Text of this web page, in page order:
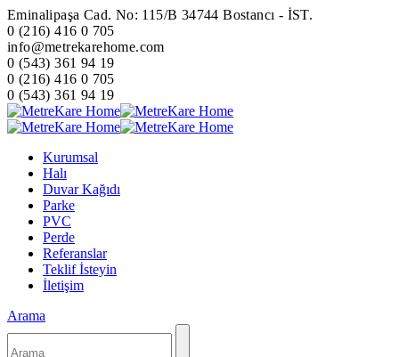
Eminalipaşa Cad. No: 115/B 34744 Bostancı - İST.
0 (216) 416 0 705
info@metrekarehome.com
0 (543) 361 94 19
0 (216) 416 0 705
0 (543) 361 94 19
Kurumsal
Halı
Duvar Kağıdı
Parke
PVC
Perde
Referanslar
Teklif İsteyin
İletişim
Arama